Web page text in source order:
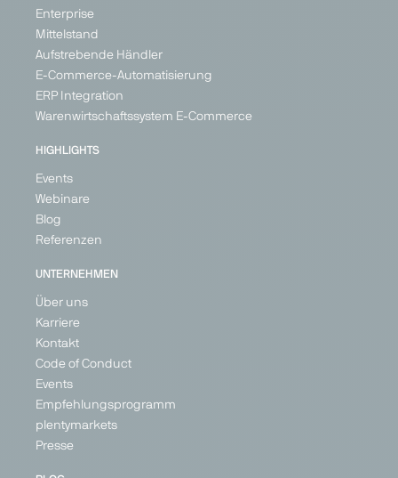
Enterprise
Mittelstand
Aufstrebende Händler
E-Commerce-Automatisierung
ERP Integration
Warenwirtschaftssystem E-Commerce
HIGHLIGHTS
Events
Webinare
Blog
Referenzen
UNTERNEHMEN
Über uns
Karriere
Kontakt
Code of Conduct
Events
Empfehlungsprogramm
plentymarkets
Presse